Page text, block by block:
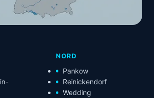
NORD
Pankow
Reinickendorf
Wedding